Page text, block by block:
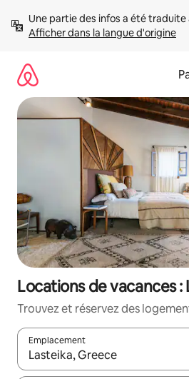
directement
Afficher dans la langue d'origine
Locations de vacances :
Trouvez et réservez des
Emplacement
Quand les résultats sont affichés,